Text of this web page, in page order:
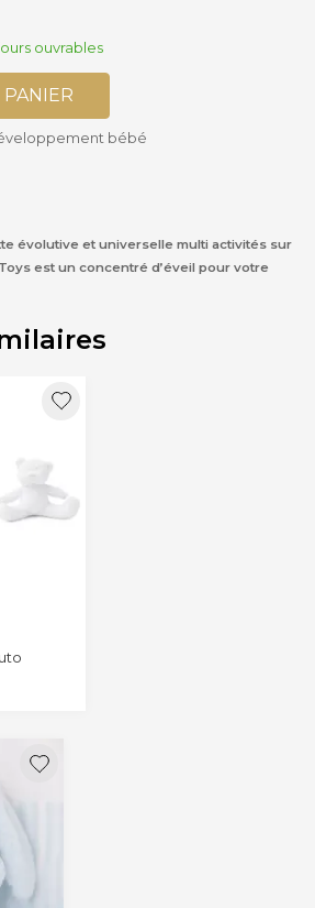
ouvrables
bébé
évolutive et universelle multi activités sur
est un concentré d’éveil pour votre